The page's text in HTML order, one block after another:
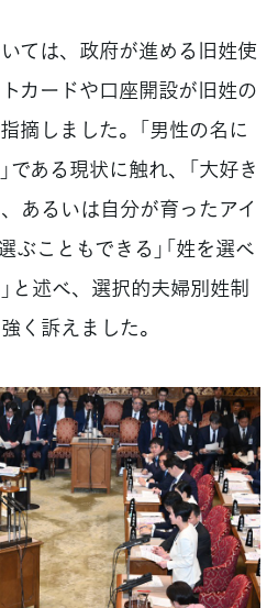
ては、政府が進める旧姓使
カードや口座開設が旧姓の
摘しました。「男性の名に
である現状に触れ、「大好き
あるいは自分が育ったアイ
ぶこともできる」「姓を選べ
と述べ、選択的夫婦別姓制
く訴えました。